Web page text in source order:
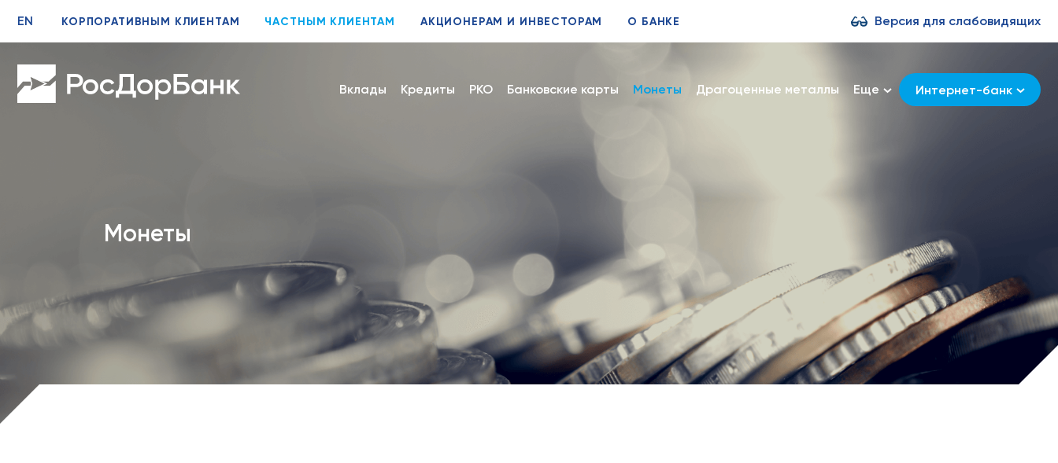
EN КОРПОРАТИВНЫМ КЛИЕНТАМ ЧАСТНЫМ КЛИЕНТАМ АКЦИОНЕРАМ И ИНВЕСТОРАМ О БАНКЕ Версия для слабовидящих
Вклады Кредиты РКО Банковские карты Монеты Драгоценные металлы Еще Интернет-банк
Монеты